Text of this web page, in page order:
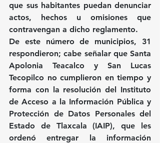
que sus habitantes puedan denunciar
actos, hechos u omisiones que
contravengan a dicho reglamento.
De este número de municipios, 31
respondieron; cabe señalar que Santa
Apolonia Teacalco y San Lucas
Tecopilco no cumplieron en tiempo y
forma con la resolución del Instituto
de Acceso a la Información Pública y
Protección de Datos Personales del
Estado de Tlaxcala (IAIP), que les
ordenó entregar la información